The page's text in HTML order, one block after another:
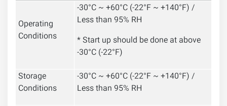
Operating
Conditions
-30°C ~ +60°C (-22°F ~ +140°F) /
Less than 95% RH
* Start up should be done at above
-30°C (-22°F)
Storage
Conditions
-30°C ~ +60°C (-22°F ~ +140°F) /
Less than 95% RH